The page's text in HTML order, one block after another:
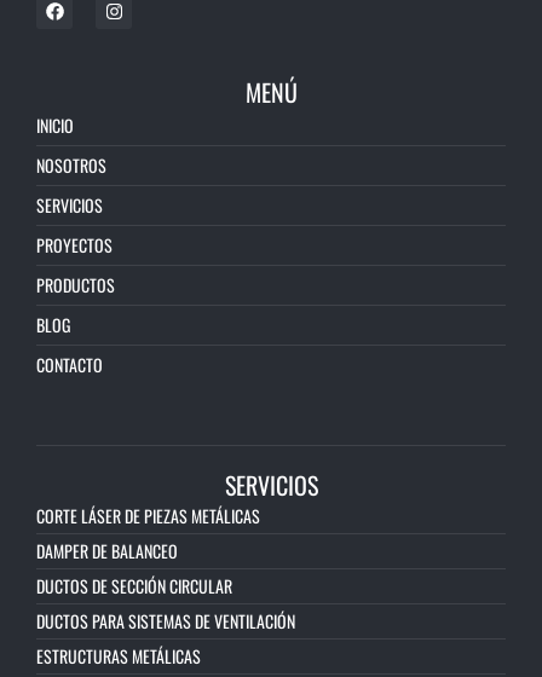
MENÚ
INICIO
NOSOTROS
SERVICIOS
PROYECTOS
PRODUCTOS
BLOG
CONTACTO
SERVICIOS
CORTE LÁSER DE PIEZAS METÁLICAS
DAMPER DE BALANCEO
DUCTOS DE SECCIÓN CIRCULAR
DUCTOS PARA SISTEMAS DE VENTILACIÓN
ESTRUCTURAS METÁLICAS